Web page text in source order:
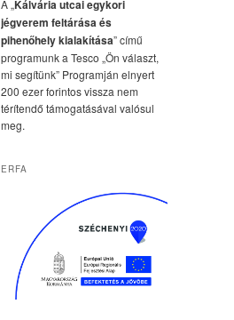
A „Kálvária utcai egykori
jégverem feltárása és
pihenőhely kialakítása” című
programunk a Tesco „Ön választ,
mi segítünk” Programján elnyert
200 ezer forintos vissza nem
térítendő támogatásával valósul
meg.
ERFA